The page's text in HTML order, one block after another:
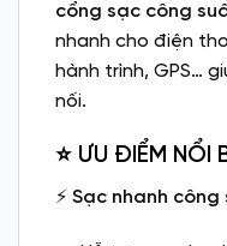
cổng sạc công
nhanh cho điện
hành trình, GPS…
nối.
⭐ ƯU ĐIỂM NỔI
⚡ Sạc nhanh công